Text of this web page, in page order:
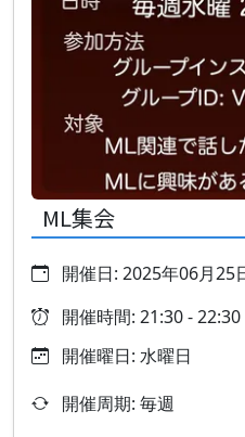
ML集会
開催日: 2025年06月25
開催時間: 21:30 - 22:30
開催曜日: 水曜日
開催周期: 毎週